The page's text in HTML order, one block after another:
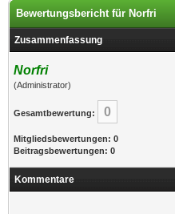
Bewertungsbericht für Norfri
Zusammenfassung
Norfri
(Administrator)
Gesamtbewertung: 0
Mitgliedsbewertungen: 0
Beitragsbewertungen: 0
Kommentare